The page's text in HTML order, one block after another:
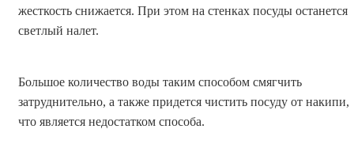
жесткость снижается. При этом на стенках посуды останется
светлый налет.
Большое количество воды таким способом смягчить
затруднительно, а также придется чистить посуду от накипи,
что является недостатком способа.